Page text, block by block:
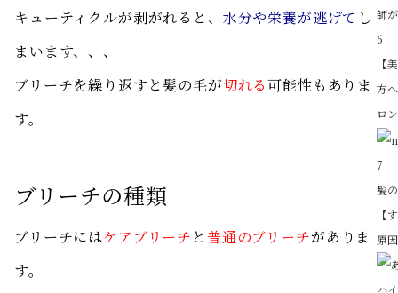
キューティクルが剥がれると、 水分や栄養が逃げて し
まいます、、、
ブリーチを繰り返すと髪の毛が切れる可能性もありま
す。
ブリーチの種類
ブリーチにはケアブリーチ と 普通のブリーチがありま
す。
6
【
方
ロ
7
髪
【
原